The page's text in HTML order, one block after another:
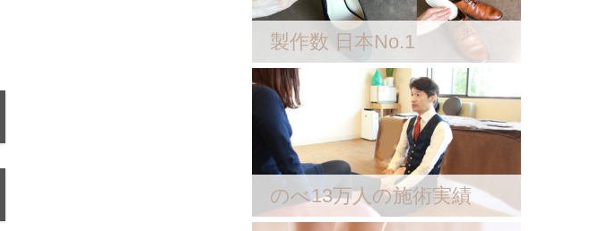
製作数 日本No.1
のべ13万人の施術実績